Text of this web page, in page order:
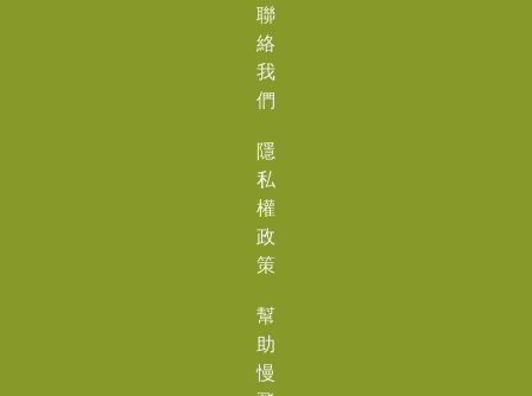
聯
絡
我
們
隱
私
權
政
策
幫
助
慢